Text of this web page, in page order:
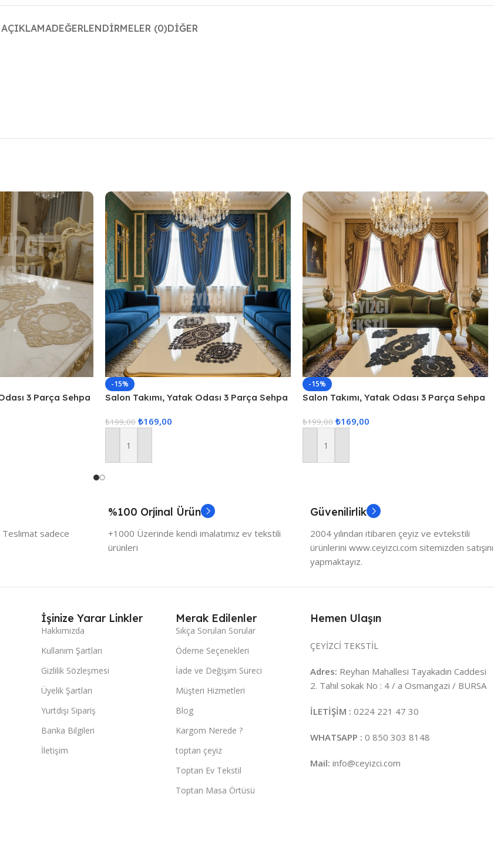
AÇIKLAMADEĞERLENDIRMELER (0)DIĞER
3 Parça Sehpa
-15%
Salon Takımı, Yatak Odası 3 Parça Sehpa
₺199,00 ₺169,00
Sepete Ekle
-15%
Salon Takımı, Yatak Odası 3 Parça Sehpa
₺199,00 ₺169,00
Sepete Ekle
Teslimat sadece
%100 Orjinal Ürün
+1000 Üzerinde kendi imalatımız ev tekstili
ürünleri
Güvenilirlik
2004 yılından itibaren çeyiz ve evtekstili
ürünlerini www.ceyizci.com sitemizden satışını
yapmaktayız.
İşinize Yarar Linkler
Hakkımızda
Kullanım Şartları
Gizlilik Sözleşmesi
Üyelik Şartları
Yurtdışı Sipariş
Banka Bilgileri
İletişim
Merak Edilenler
Sıkça Sorulan Sorular
Ödeme Seçenekleri
İade ve Değişim Süreci
Müşteri Hizmetleri
Blog
Kargom Nerede ?
toptan çeyiz
Toptan Ev Tekstil
Toptan Masa Örtüsü
Hemen Ulaşın
ÇEYİZCİ TEKSTİL
Adres: Reyhan Mahallesi Tayakadın Caddesi
2. Tahıl sokak No : 4 / a Osmangazi / BURSA
İLETİŞİM : 0224 221 47 30
WHATSAPP : 0 850 303 8148
Mail: info@ceyizci.com